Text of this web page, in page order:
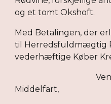
og et tomt Okshoft.
Med Betalingen, der
til Herredsfuldmægtig
vederhæftige Køber
Vends
Middelfart,